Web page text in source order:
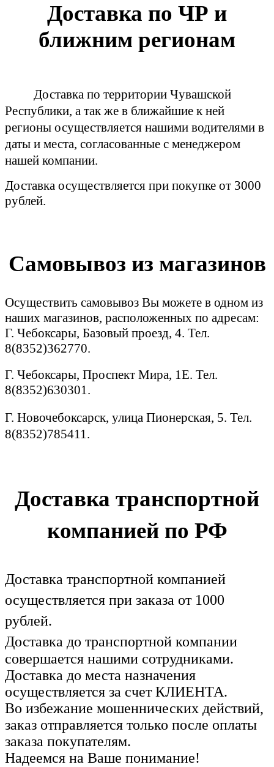
Доставка по ЧР и
ближним регионам
Доставка по территории Чувашской
Республики, а так же в ближайшие к ней
регионы осуществляется нашими водителями в
даты и места, согласованные с менеджером
нашей компании.
Доставка осуществляется при покупке от 3000
рублей.
Самовывоз из магазинов
Осуществить самовывоз Вы можете в одном из
наших магазинов, расположенных по адресам:
Г. Чебоксары, Базовый проезд, 4. Тел.
8(8352)362770.
Г. Чебоксары, Проспект Мира, 1Е. Тел.
8(8352)630301.
Г. Новочебоксарск, улица Пионерская, 5. Тел.
8(8352)785411.
Доставка транспортной
компанией по РФ
Доставка транспортной компанией
осуществляется при заказа от 1000
рублей.
Доставка до транспортной компании
совершается нашими сотрудниками.
Доставка до места назначения
осуществляется за счет КЛИЕНТА.
Во избежание мошеннических действий,
заказ отправляется только после оплаты
заказа покупателям.
Надеемся на Ваше понимание!